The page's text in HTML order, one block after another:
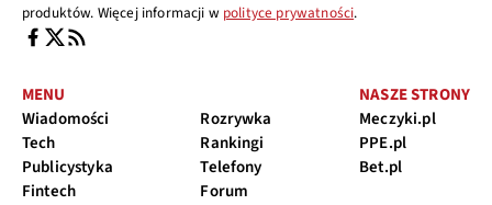
produktów. Więcej informacji w polityce prywatności.
MENU
Wiadomości
Tech
Publicystyka
Fintech
Rozrywka
Rankingi
Telefony
Forum
NASZE STRONY
Meczyki.pl
PPE.pl
Bet.pl